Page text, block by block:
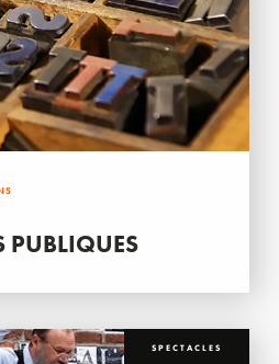
PUBLIQUES
SPECTACLES